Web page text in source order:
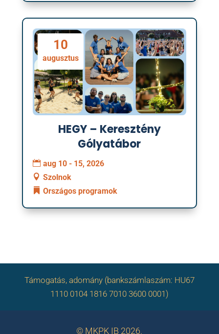
10
augusztus
HEGY – Keresztény
Gólyatábor
aug 10 - 15, 2026
Szolnok
Országos programok
Támogatás, adomány (bankszámlaszám: HU67
1110 0104 1816 7010 3600 0001)
© MKPK IB 2026.